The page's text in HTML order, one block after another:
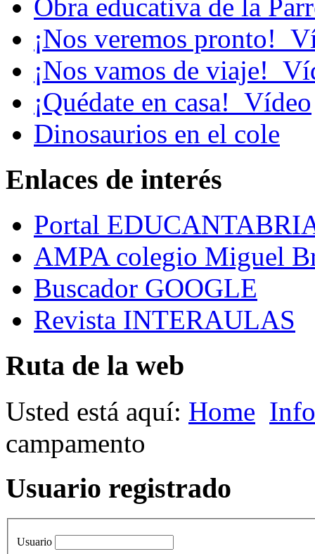
Obra educativa de la
¡Nos veremos
¡Nos vamos de
¡Quédate en casa!_Vídeo
Dinosaurios en el cole
Enlaces de interés
Portal
AMPA colegio Miguel
Buscador GOOGLE
Revista INTERAULAS
Ruta de la web
Usted está aquí: Home
campamento
Usuario registrado
Usuario